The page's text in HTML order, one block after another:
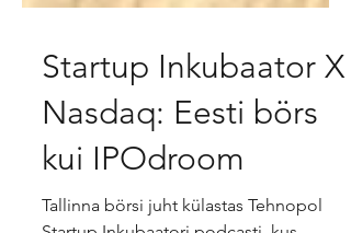
Startup Inkubaator X
Nasdaq: Eesti börs
kui IPOdroom